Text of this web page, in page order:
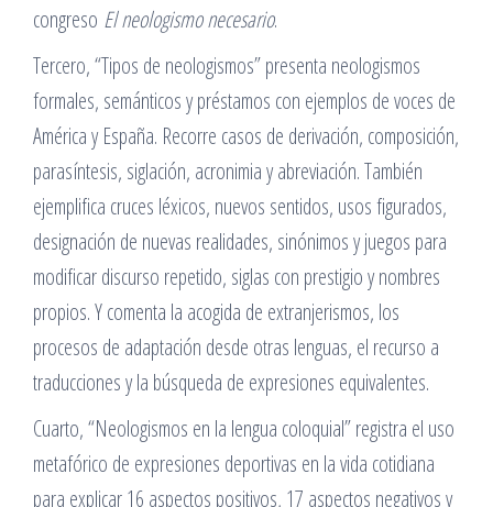
congreso El neologismo necesario.
Tercero, “Tipos de neologismos” presenta neologismos
formales, semánticos y préstamos con ejemplos de voces de
América y España. Recorre casos de derivación, composición,
parasíntesis, siglación, acronimia y abreviación. También
ejemplifica cruces léxicos, nuevos sentidos, usos figurados,
designación de nuevas realidades, sinónimos y juegos para
modificar discurso repetido, siglas con prestigio y nombres
propios. Y comenta la acogida de extranjerismos, los
procesos de adaptación desde otras lenguas, el recurso a
traducciones y la búsqueda de expresiones equivalentes.
Cuarto, “Neologismos en la lengua coloquial” registra el uso
metafórico de expresiones deportivas en la vida cotidiana
para explicar 16 aspectos positivos, 17 aspectos negativos y